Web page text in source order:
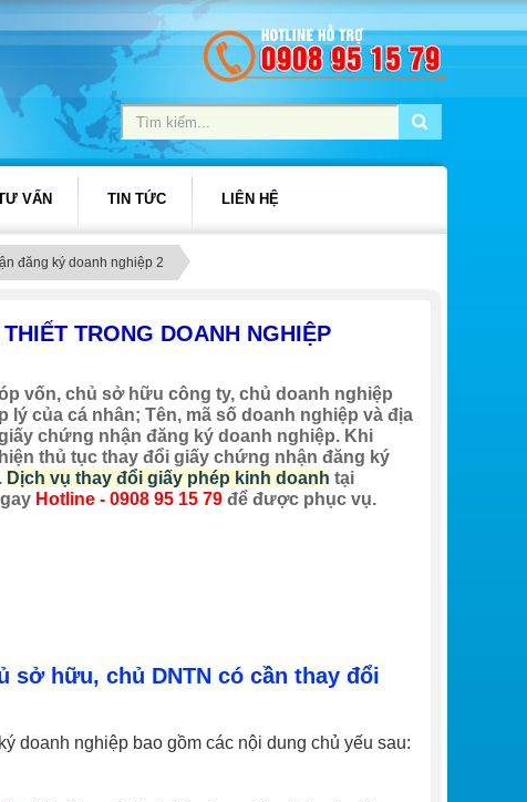
VẤN TIN TỨC LIÊN HỆ
đăng ký doanh nghiệp 2
TRONG DOANH NGHIỆP
vốn, chủ sở hữu công ty, chủ doanh nghiệp
của cá nhân; Tên, mã số doanh nghiệp và địa
chứng nhận đăng ký doanh nghiệp. Khi
thủ tục thay đổi giấy chứng nhận đăng ký
Dịch vụ thay đổi giấy phép kinh doanh tại
Hotline - 0908 95 15 79 để được phục vụ.
sở hữu, chủ DNTN có cần thay đổi
doanh nghiệp bao gồm các nội dung chủ yếu sau: